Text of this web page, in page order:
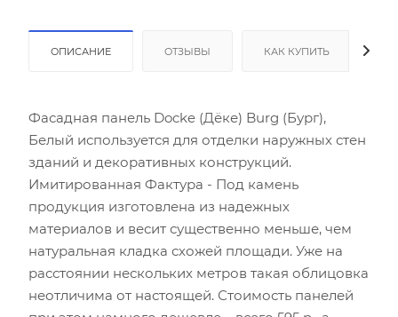
ОПИСАНИЕ ОТЗЫВЫ КАК КУПИТЬ
Фасадная панель Docke (Дёке) Burg (Бург),
Белый используется для отделки наружных стен
зданий и декоративных конструкций.
Имитированная Фактура - Под камень
продукция изготовлена из надежных
материалов и весит существенно меньше, чем
натуральная кладка схожей площади. Уже на
расстоянии нескольких метров такая облицовка
неотличима от настоящей. Стоимость панелей